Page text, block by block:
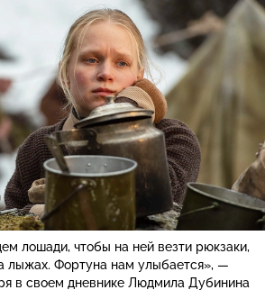
лошади, чтобы на ней везти рюкзаки,
лыжах. Фортуна нам улыбается», —
в своем дневнике Людмила Дубинина